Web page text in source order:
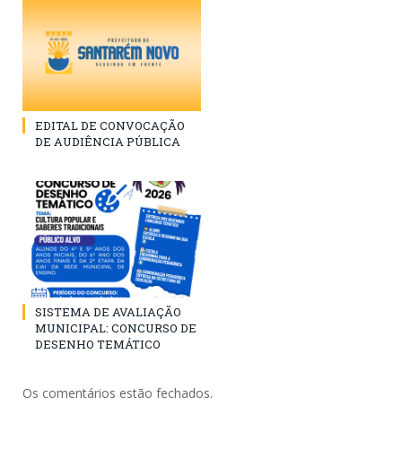
EDITAL DE CONVOCAÇÃO
DE AUDIÊNCIA PÚBLICA
SISTEMA DE AVALIAÇÃO
MUNICIPAL: CONCURSO DE
DESENHO TEMÁTICO
Os comentários estão fechados.